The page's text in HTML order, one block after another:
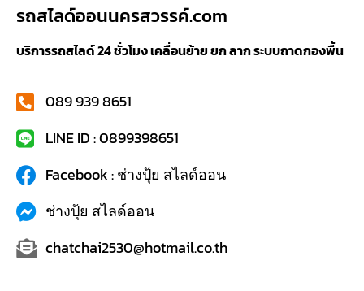
รถสไลด์ออนนครสวรรค์.com
บริการรถสไลด์ 24 ชั่วโมง เคลื่อนย้าย ยก ลาก ระบบถาดกองพื้น
089 939 8651
LINE ID : 0899398651
Facebook : ช่างปุ้ย สไลด์ออน
ช่างปุ้ย สไลด์ออน
chatchai2530@hotmail.co.th